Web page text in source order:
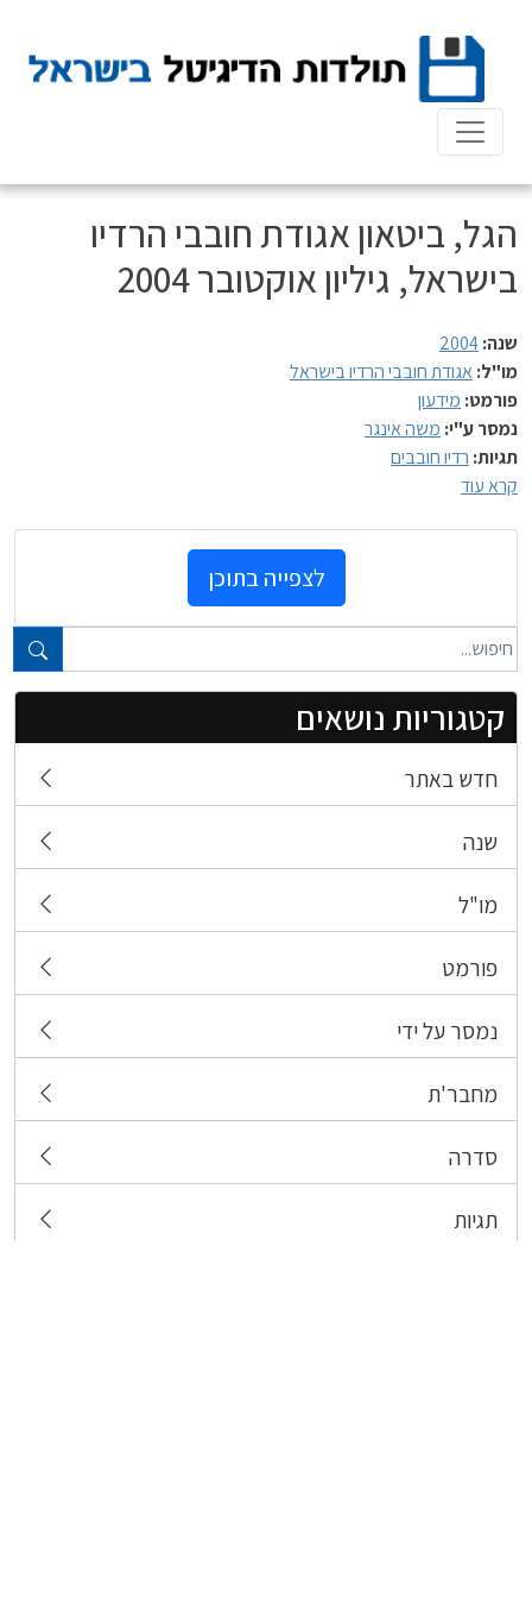
content
טקסט חופשי...
קטגוריות נושאים
חדש באתר
שנה
מו"ל
פורמט
נמסר על ידי
מחבר'ת
סדרה
תגיות
הגל, ביטאון אגודת חובבי הרדיו
בישראל, גיליון אוקטובר 2004
שנה:2004
מו"ל: אגודת חובבי הרדיו בישראל
פורמט: מידעון
נמסר ע"י: משה אינגר
תגיות: רדיו חובבים
קרא עוד
לצפייה בתוכן